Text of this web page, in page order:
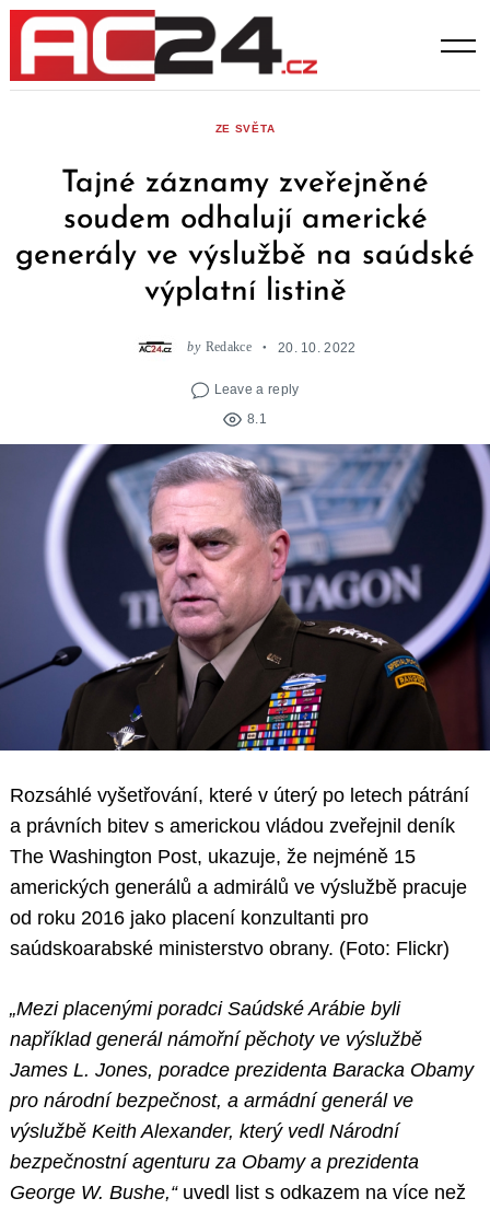
Skip
content
ZE SVĚTA
Tajné záznamy zveřejněné
soudem odhalují americké
generály ve výslužbě na saúdské
výplatní listině
by Redakce 20. 10. 2022
Leave a reply
8.1
Rozsáhlé vyšetřování, které v úterý po letech pátrání
a právních bitev s americkou vládou zveřejnil deník
The Washington Post, ukazuje, že nejméně 15
amerických generálů a admirálů ve výslužbě pracuje
od roku 2016 jako placení konzultanti pro
saúdskoarabské ministerstvo obrany. (Foto: Flickr)
„Mezi placenými poradci Saúdské Arábie byli
například generál námořní pěchoty ve výslužbě
James L. Jones, poradce prezidenta Baracka Obamy
pro národní bezpečnost, a armádní generál ve
výslužbě Keith Alexander, který vedl Národní
bezpečnostní agenturu za Obamy a prezidenta
George W. Bushe,“ uvedl list s odkazem na více než